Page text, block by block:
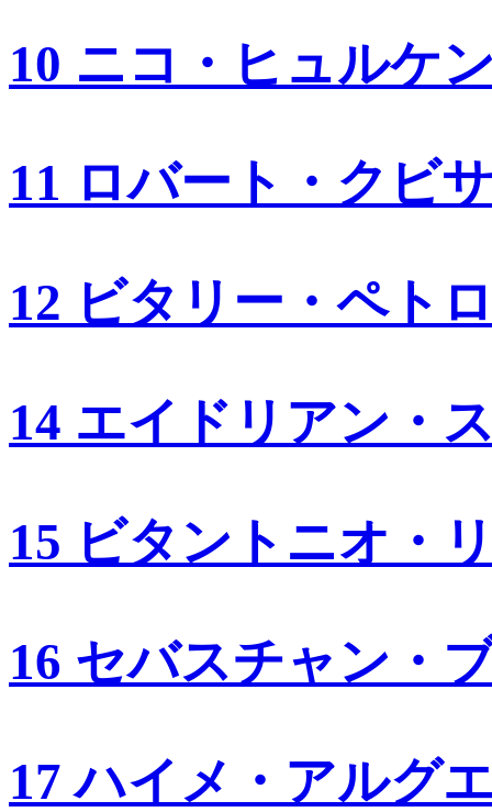
10 ニコ・ヒュルケ
11 ロバート・クビ
12 ビタリー・ペト
14 エイドリアン・
15 ビタントニオ・
16 セバスチャン・
17 ハイメ・アルグ